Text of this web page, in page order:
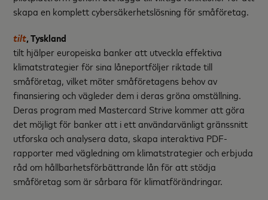
skapa en komplett cybersäkerhetslösning för småföretag.
tilt, Tyskland
tilt hjälper europeiska banker att utveckla effektiva
klimatstrategier för sina låneportföljer riktade till
småföretag, vilket möter småföretagens behov av
finansiering och vägleder dem i deras gröna omställning.
Deras program med Mastercard Strive kommer att göra
det möjligt för banker att i ett användarvänligt gränssnitt
utforska och analysera data, skapa interaktiva PDF-
rapporter med vägledning om klimatstrategier och erbjuda
råd om hållbarhetsförbättrande lån för att stödja
småföretag som är sårbara för klimatförändringar.